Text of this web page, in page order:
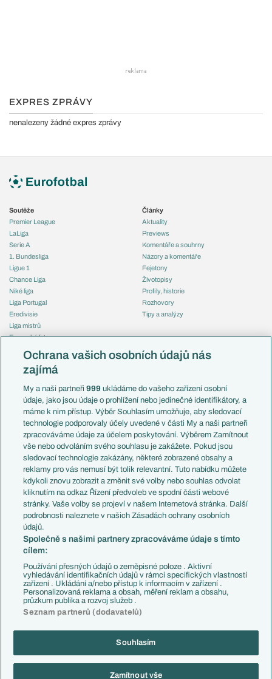
EXPRES ZPRÁVY
nenalezeny žádné expres zprávy
Soutěže
Premier League
LaLiga
Serie A
1. Bundesliga
Ligue 1
Chance Liga
Niké liga
Liga Portugal
Eredivisie
Liga mistrů
Evropská liga
Mistrovství světa
Liga národů
Témata
Představení týmů MS
EuroSkauting
PL v kostce
Evropské koeficienty
Přestupy
Přestupové spekulace
Zranění
Kluby
Arsenal FC
Chelsea FC
Manchester United
AC Milán
Juventus FC
Bayern Mnichov
FC Barcelona
Real Madrid
Články
Aktuality
Previews
Komentáře a souhrny
Názory a komentáře
Fejetony
Životopisy
Profily, historie
Rozhovory
Tipy a analýzy
Česko
Francie
Itálie
Německo
Španělsko
Argentina
Brazílie
Přestupy
Zápasy
Livescore
Tipovací soutěž
Copyright © 2001-2026 EuroFotbal.cz. Využíváme zpravodajství ČTK.
Informace o zpracování osobních údajů
Ochrana vašich osobních údajů nás
zajímá
My a naši partneři999 ukládáme do vašeho zařízení osobní
údaje, jako jsou údaje o prohlížení nebo jedinečné identifikátory, a
máme k nim přístup. Výběr Souhlasím umožňuje, aby sledovací
technologie podporovaly účely uvedené v části My a naši partneři
zpracováváme údaje za účelem poskytování. Výběrem Zamítnout
vše nebo odvoláním svého souhlasu je zakážete. Pokud jsou
sledovací technologie zakázány, některé zobrazené obsahy a
reklamy pro vás nemusí být tolik relevantní. Tuto nabídku můžete
kdykoli znovu zobrazit a změnit své volby nebo souhlas odvolat
kliknutím na odkaz Řízení předvoleb ve spodní části webové
stránky. Vaše volby se projeví v našem Internetová stránka. Další
podrobnosti naleznete v našich Zásadách ochrany osobních
údajů.
Společně s našimi partnery zpracováváme údaje s tímto
cílem:
Používání přesných údajů o zeměpisné poloze . Aktivní
vyhledávání identifikačních údajů v rámci specifických vlastností
zařízení . Ukládání a/nebo přístup k informacím v zařízení .
Personalizovaná reklama a obsah, měření reklam a obsahu,
průzkum publika a rozvoj služeb .
Seznam partnerů (dodavatelů)
Souhlasím
Zamítnout vše